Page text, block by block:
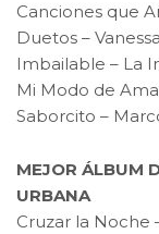
Canciones que
Duetos –
Imbailable – La
Mi Modo de
Saborcito –
MEJOR ÁLBUM
URBANA
Cruzar la Noche